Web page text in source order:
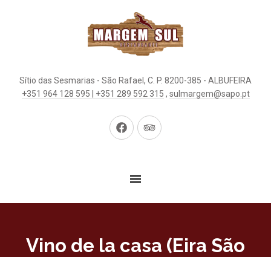
Sítio das Sesmarias - São Rafael, C. P. 8200-385 - ALBUFEIRA
+351 964 128 595 | +351 289 592 315 , sulmargem@sapo.pt
New
New
Vino de la casa (Eira São